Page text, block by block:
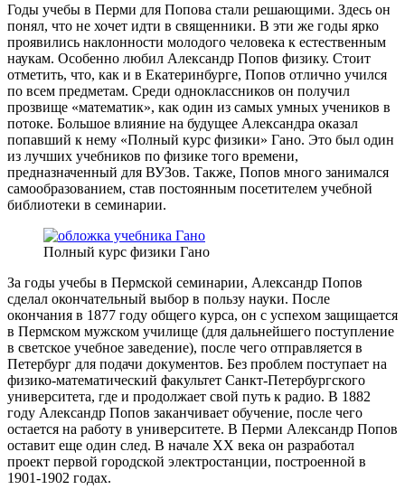
Годы учебы в Перми для Попова стали решающими. Здесь он
понял, что не хочет идти в священники. В эти же годы ярко
проявились наклонности молодого человека к естественным
наукам. Особенно любил Александр Попов физику. Стоит
отметить, что, как и в Екатеринбурге, Попов отлично учился
по всем предметам. Среди одноклассников он получил
прозвище «математик», как один из самых умных учеников в
потоке. Большое влияние на будущее Александра оказал
попавший к нему «Полный курс физики» Гано. Это был один
из лучших учебников по физике того времени,
предназначенный для ВУЗов. Также, Попов много занимался
самообразованием, став постоянным посетителем учебной
библиотеки в семинарии.
Полный курс физики Гано
За годы учебы в Пермской семинарии, Александр Попов
сделал окончательный выбор в пользу науки. После
окончания в 1877 году общего курса, он с успехом защищается
в Пермском мужском училище (для дальнейшего поступление
в светское учебное заведение), после чего отправляется в
Петербург для подачи документов. Без проблем поступает на
физико-математический факультет Санкт-Петербургского
университета, где и продолжает свой путь к радио. В 1882
году Александр Попов заканчивает обучение, после чего
остается на работу в университете. В Перми Александр Попов
оставит еще один след. В начале XX века он разработал
проект первой городской электростанции, построенной в
1901-1902 годах.